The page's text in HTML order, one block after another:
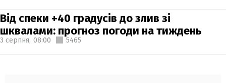
Від спеки +40 градусів до злив зі
шквалами: прогноз погоди на тиждень
3 серпня, 08:00 5465